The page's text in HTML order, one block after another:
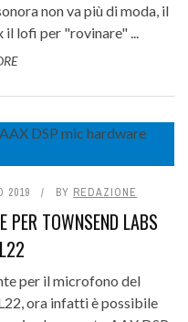
non va più di moda, il
lofi per "rovinare" ...
2019 BY REDAZIONE
PER TOWNSEND LABS
per il microfono del
ora infatti è possibile